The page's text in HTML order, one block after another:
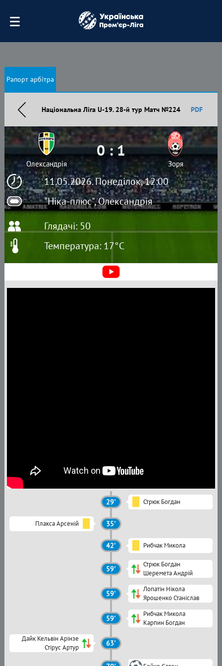
Рапорт арбітра
Національна Ліга U-19. 28-й тур Матч №224 PDF
11.05.2026. Понеділок, 12:00
"Ніка-плюс", Олександрія
Олександрія
0 : 1
Зоря
Глядачі: 50
Температура: 17°C
29' Стрюк Богдан
Плакса Арсеній 35'
42' Рибчак Микола
59'
Стрюк Богдан
Шеремета Андрій
59'
Лопатін Нікола
Ярошенко Станіслав
59'
Рибчак Микола
Карпин Богдан
Дайк Кельвін Арінзе
Стірус Артур
63'